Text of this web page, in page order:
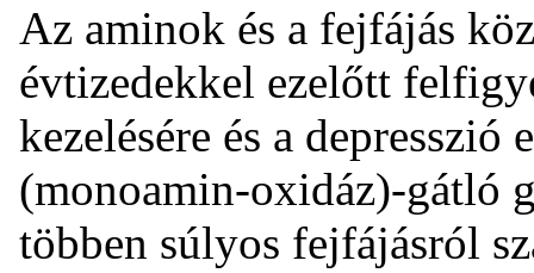
Az aminok és a fejfájás
évtizedekkel ezelőtt
kezelésére és a
(monoamin-oxidáz)-gátló
többen súlyos fejfájásról